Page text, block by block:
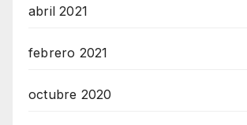
abril 2021
febrero 2021
octubre 2020